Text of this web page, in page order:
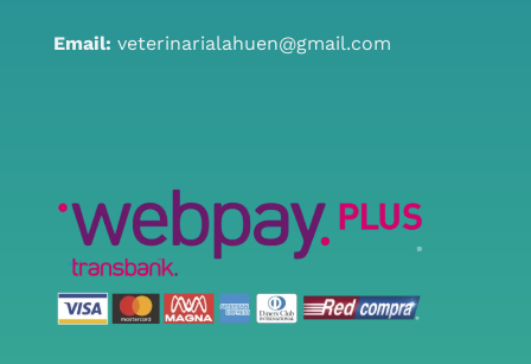
Email: veterinarialahuen@gmail.com